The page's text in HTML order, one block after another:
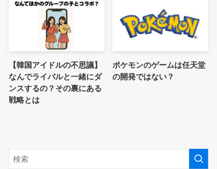
【韓国アイドルの不思議】
なんでライバルと一緒にダ
ンスするの？その裏にある
戦略とは
ポケモンのゲームは任天堂
の開発ではない？